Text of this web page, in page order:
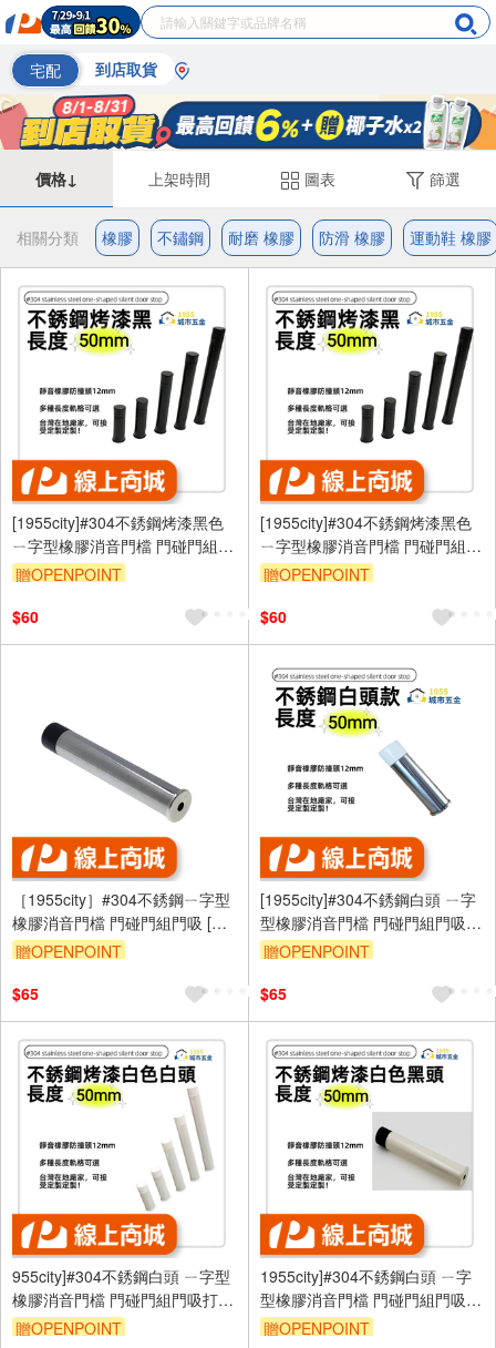
宅配 到店取貨
價格↓ 上架時間 圖表 篩選
相關分類 橡膠 不鏽鋼 耐磨 橡膠 防滑 橡膠 運動鞋 橡膠
[1955city]#304不銹鋼烤漆黑色
ㄧ字型橡膠消音門檔 門碰門組門
吸[打孔款1101-D [烤漆黑
贈OPENPOINT
$60
[1955city]#304不銹鋼烤漆黑色
ㄧ字型橡膠消音門檔 門碰門組門
吸[打孔款1101-D [烤漆黑
贈OPENPOINT
$60
［1955city］#304不銹鋼ㄧ字型
橡膠消音門檔 門碰門組門吸 [長
度35mm]
贈OPENPOINT
$65
[1955city]#304不銹鋼白頭 ㄧ字
型橡膠消音門檔 門碰門組門吸打
孔款1101-c [不銹鋼白頭 50mm]
贈OPENPOINT
$65
955city]#304不銹鋼白頭 ㄧ字型
橡膠消音門檔 門碰門組門吸打孔
款1101-B 不銹鋼烤漆白+白頭
贈OPENPOINT
1955city]#304不銹鋼白頭 ㄧ字
型橡膠消音門檔 門碰門組門吸打
孔款1101-A 不銹鋼烤漆白+黑頭
贈OPENPOINT